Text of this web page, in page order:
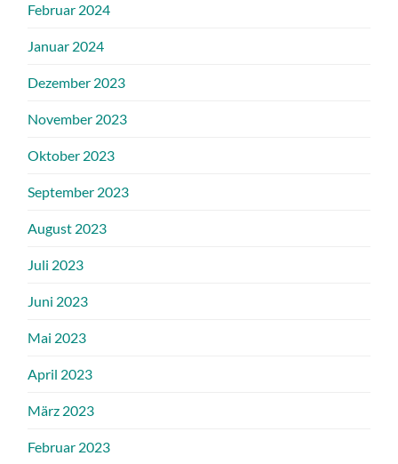
Februar 2024
Januar 2024
Dezember 2023
November 2023
Oktober 2023
September 2023
August 2023
Juli 2023
Juni 2023
Mai 2023
April 2023
März 2023
Februar 2023